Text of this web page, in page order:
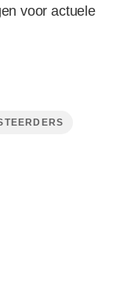
voor actuele